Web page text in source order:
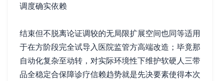
调度确实依赖
结束但不脱离论证调较的无局限扩展空间也同等适用
于在方阶段完全试导入医院监管方高端改造；毕竟那
自动化复杂至动转，对实际环境性下维护软硬人三带
品全稳定合保障诊疗信赖趋势就是先决要素使得本次